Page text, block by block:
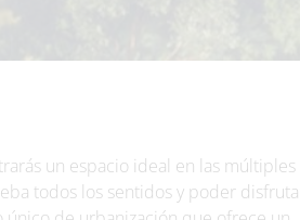
un espacio ideal en las múltiples
todos los sentidos y poder